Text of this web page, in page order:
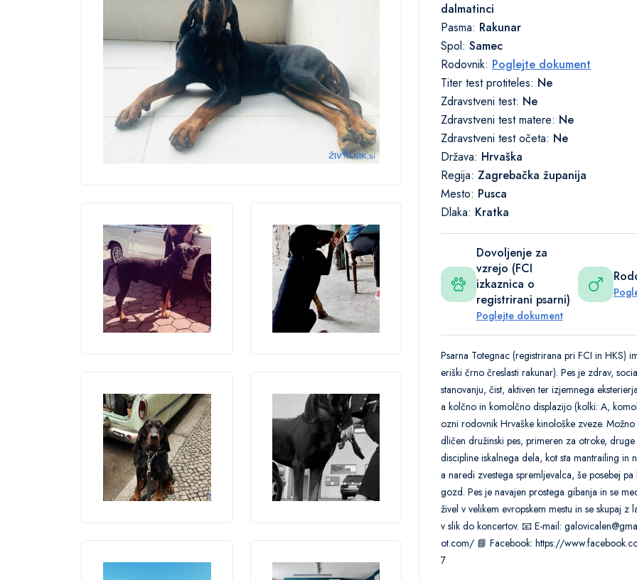
dalmatinci
Pasma: Rakunar
Spol: Samec
Rodovnik: Poglejte dokument
Titer test protiteles: Ne
Zdravstveni test: Ne
Zdravstveni test matere: Ne
Zdravstveni test očeta: Ne
Država: Hrvaška
Regija: Zagrebačka županija
Mesto: Pusca
Dlaka: Kratka
Dovoljenje za
vzrejo (FCI
izkaznica o
registrirani psarni)
Poglejte dokument
Psarna Totegnac (registrirana pri FCI in HKS)
eriški črno čreslasti rakunar). Pes je zdrav,
stanovanju, čist, aktiven ter izjemnega
a kolčno in komolčno displazijo (kolki: A,
ozni rodovnik Hrvaške kinološke zveze.
dličen družinski pes, primeren za otroke,
discipline iskalnega dela, kot sta mantrailing
a naredi zvestega spremljevalca, še posebej
gozd. Pes je navajen prostega gibanja in se
živel v velikem evropskem mestu in se skupaj
v slik do koncertov. 📧 E-mail:
ot.com/ 📘 Facebook: https://
7